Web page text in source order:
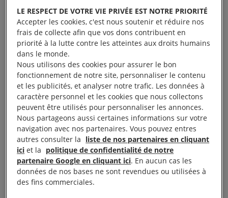
interdit explicitement le traitement des images par
des logiciels de reconnaissance faciale, une limite
essentielle pour préserver les droits
fondamentaux[2]. Cependant, il autorise largement
le recours aux drones en délégant aux préfets le
contrôle de la nécessité et de la proportionnalité de
ces mesures très intrusives, et qui offrent moins de
garanties que la vidéosurveillance classique.
Le fait de filmer les personnes est une forme de
surveillance, qui peut porter atteinte au droit à la
vie privée et peut entraver la liberté d’expression
(les gens pouvant être moins enclins à agir et
LE RESPECT DE VOTRE VIE PRIVÉE EST NOTRE PRIORITÉ
Accepter les cookies, c'est nous soutenir et réduire nos
frais de collecte afin que vos dons contribuent en
priorité à la lutte contre les atteintes aux droits humains
dans le monde.
Nous utilisons des cookies pour assurer le bon
fonctionnement de notre site, personnaliser le contenu
et les publicités, et analyser notre trafic. Les données à
caractère personnel et les cookies que nous collectons
peuvent être utilisés pour personnaliser les annonces.
Nous partageons aussi certaines informations sur votre
navigation avec nos partenaires. Vous pouvez entres
autres consulter la liste de nos partenaires en cliquant
ici et la politique de confidentialité de notre
partenaire Google en cliquant ici. En aucun cas les
données de nos bases ne sont revendues ou utilisées à
des fins commerciales.